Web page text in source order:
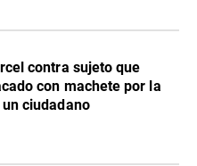
contra sujeto que
con machete por la
ciudadano